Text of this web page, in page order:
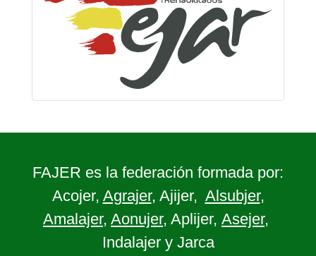
FAJER es la federación formada por:
Acojer, Agrajer, Ajijer, Alsubjer,
Amalajer, Aonujer, Aplijer, Asejer,
Indalajer y Jarca